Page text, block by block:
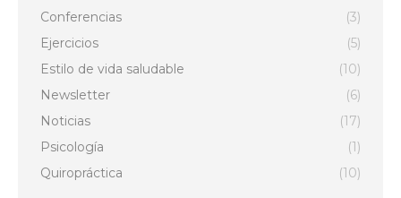
Conferencias
(3)
Ejercicios
(5)
Estilo de vida saludable
(10)
Newsletter
(6)
Noticias
(17)
Psicología
(1)
Quiropráctica
(10)